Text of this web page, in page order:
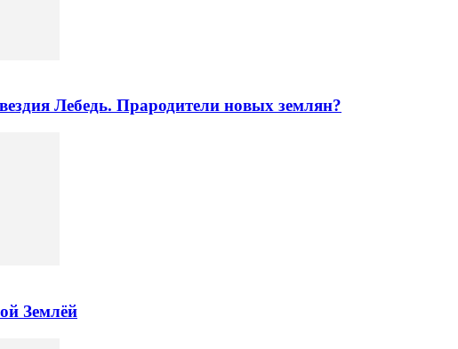
Лебедь. Прародители новых землян?
Землёй